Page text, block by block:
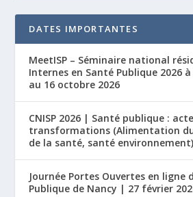
DATES IMPORTANTES
MeetISP – Séminaire national
Internes en Santé Publique 2026 à
au 16 octobre 2026
CNISP 2026 | Santé publique :
transformations (Alimentation
de la santé, santé
Journée Portes Ouvertes en ligne
Publique de Nancy | 27 février